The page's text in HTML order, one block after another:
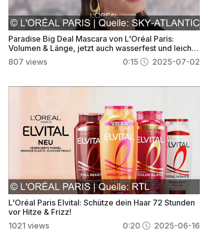
Paradise Big Deal Mascara von L'Oréal Paris:
Volumen & Länge, jetzt auch wasserfest und leicht
zu entfernen
807 views 0:15 2025-07-02
L'Oréal Paris Elvital: Schütze dein Haar 72 Stunden
vor Hitze & Frizz!
1021 views 0:20 2025-06-16